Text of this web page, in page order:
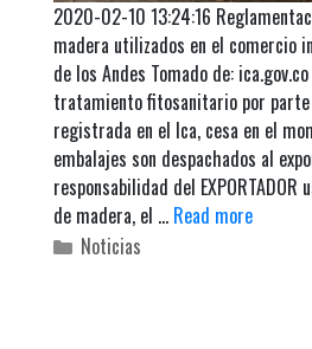
2020-02-10 13:24:16
madera utilizados en el comercio
de los Andes Tomado de:
tratamiento fitosanitario por parte
registrada en el Ica, cesa en el
embalajes son despachados al
responsabilidad del EXPORTADOR
de madera, el … Read more
C
Noticias